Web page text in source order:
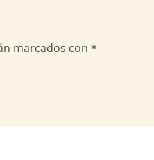
marcados con *